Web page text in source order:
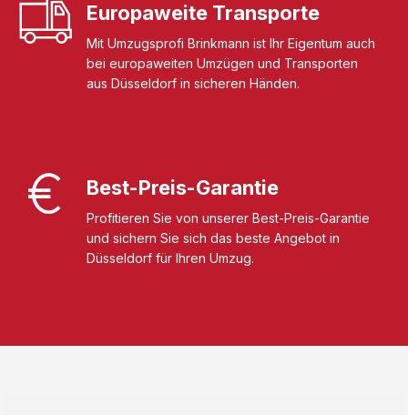
Europaweite Transporte
Mit Umzugsprofi Brinkmann ist Ihr Eigentum auch
bei europaweiten Umzügen und Transporten
aus Düsseldorf in sicheren Händen.
Best-Preis-Garantie
Profitieren Sie von unserer Best-Preis-Garantie
und sichern Sie sich das beste Angebot in
Düsseldorf für Ihren Umzug.